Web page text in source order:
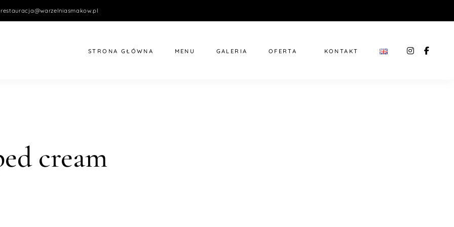
restauracja@warzelniasmakow.pl
STRONA GŁÓWNA MENU GALERIA OFERTA KONTAKT
cream